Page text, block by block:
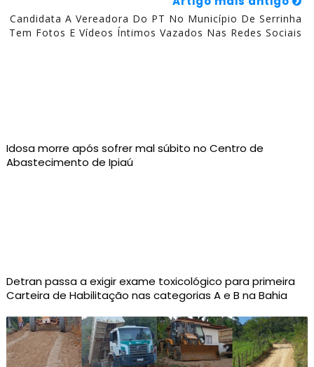
Candidata A Vereadora Do PT No Município De Serrinha
Tem Fotos E Vídeos Íntimos Vazados Nas Redes Sociais
Idosa morre após sofrer mal súbito no Centro de
Abastecimento de Ipiaú
Detran passa a exigir exame toxicológico para primeira
Carteira de Habilitação nas categorias A e B na Bahia